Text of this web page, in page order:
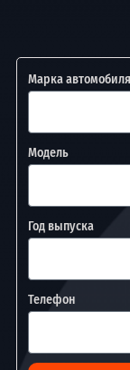
Марка автомобиля
Модель
Год выпуска
Телефон